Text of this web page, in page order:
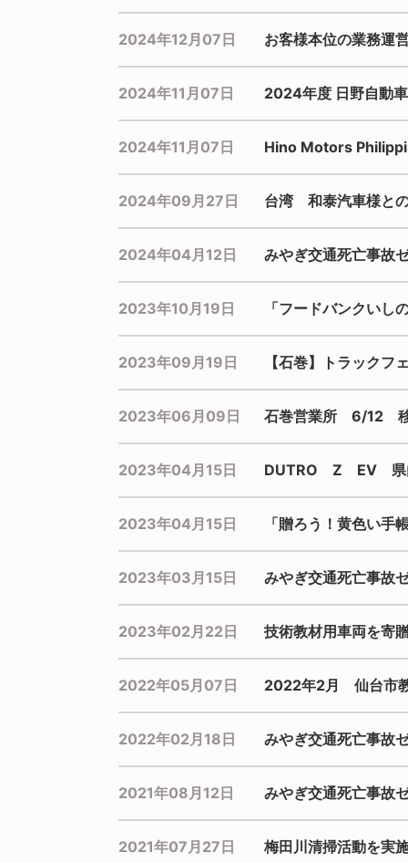
2024年12月07日 お客様本位の業務運
2024年11月07日 2024年度 日野自動
2024年11月07日 Hino Motors
2024年09月27日 台湾 和泰汽車様と
2024年04月12日 みやぎ交通死亡事故
2023年10月19日 「フードバンクいし
2023年09月19日 【石巻】トラックフ
2023年06月09日 石巻営業所 6/12 移
2023年04月15日 DUTRO Z EV 県内
2023年04月15日 「贈ろう！黄色い手
2023年03月15日 みやぎ交通死亡事故
2023年02月22日 技術教材用車両を寄
2022年05月07日 2022年2月 仙台市
2022年02月18日 みやぎ交通死亡事故
2021年08月12日 みやぎ交通死亡事故
2021年07月27日 梅田川清掃活動を実